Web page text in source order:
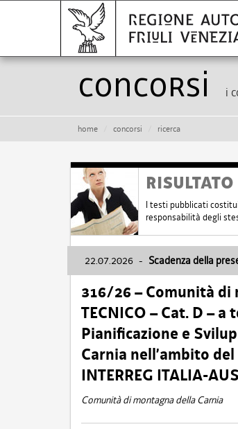
Concorsi i
home concorsi ricerca
I testi pubblicati
responsabilità degli
22.07.2026 - Scadenza della
316/26 – Comunità di
TECNICO – Cat. D –
Pianificazione e
Carnia nell’ambito
INTERREG ITALIA-
Comunità di montagna della Carnia